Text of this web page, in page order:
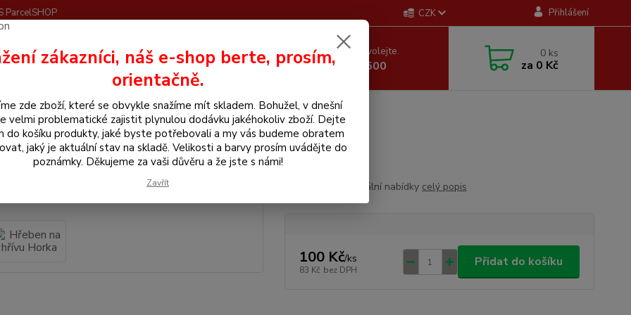
ParcelSHOP CZK Přihlášení
Hledat Nevíte si rady? Zavolejte.
+420 605 255 500
0 ks
za 0 Kč
pro koně Hřeben na hřívu Horka
na hřívu Horka
Barvy dle momentální nabídky celý popis
100 Kč/ks
83 Kč bez DPH
Přidat do košíku
zákazníci, náš e-shop berte, prosím,
orientačně.
zde zboží, které se obvykle snažíme mít skladem. Bohužel, v dnešní
velmi problematické zajistit plynulou dodávku jakéhokoliv zboží. Dejte
do košíku produkty, jaké byste potřebovali a my vás budeme obratem
jaký je aktuální stav na skladě. Velikosti a barvy prosím uvádějte do
poznámky. Děkujeme za vaši důvěru a že jste s námi!
Zavřít